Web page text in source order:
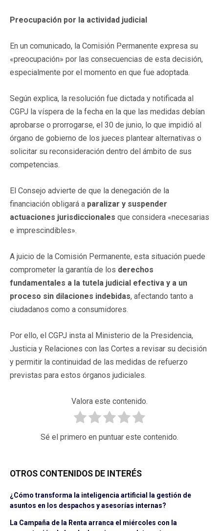
Preocupación por la actividad judicial
En un comunicado, la Comisión Permanente expresa su
«preocupación» por las consecuencias de esta decisión,
especialmente por el momento en que fue adoptada.
Según explica, la resolución fue dictada y notificada al
CGPJ la víspera de la fecha en la que las medidas debían
aprobarse o prorrogarse, el 30 de junio, lo que impidió al
órgano de gobierno de los jueces plantear alternativas o
solicitar su reconsideración dentro del ámbito de sus
competencias.
El Consejo advierte de que la denegación de la
financiación obligará a paralizar y suspender
actuaciones jurisdiccionales que considera «necesarias
e imprescindibles».
A juicio de la Comisión Permanente, esta situación puede
comprometer la garantía de los derechos
fundamentales a la tutela judicial efectiva y a un
proceso sin dilaciones indebidas, afectando tanto a
ciudadanos como a consumidores.
Por ello, el CGPJ insta al Ministerio de la Presidencia,
Justicia y Relaciones con las Cortes a revisar su decisión
y permitir la continuidad de las medidas de refuerzo
previstas para estos órganos judiciales.
Valora este contenido.
Sé el primero en puntuar este contenido.
OTROS CONTENIDOS DE INTERÉS
¿Cómo transforma la inteligencia artificial la gestión de
asuntos en los despachos y asesorías internas?
La Campaña de la Renta arranca el miércoles con la